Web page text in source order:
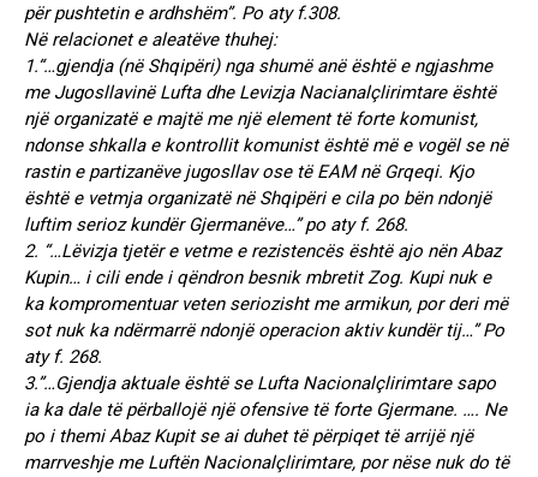
për pushtetin e ardhshëm”. Po aty f.308.
Në relacionet e aleatëve thuhej:
1.“…gjendja (në Shqipëri) nga shumë anë është e ngjashme
me Jugosllavinë Lufta dhe Levizja Nacianalçlirimtare është
një organizatë e majtë me një element të forte komunist,
ndonse shkalla e kontrollit komunist është më e vogël se në
rastin e partizanëve jugosllav ose të EAM në Grqeqi. Kjo
është e vetmja organizatë në Shqipëri e cila po bën ndonjë
luftim serioz kundër Gjermanëve…” po aty f. 268.
2. “…Lëvizja tjetër e vetme e rezistencës është ajo nën Abaz
Kupin… i cili ende i qëndron besnik mbretit Zog. Kupi nuk e
ka kompromentuar veten seriozisht me armikun, por deri më
sot nuk ka ndërmarrë ndonjë operacion aktiv kundër tij…” Po
aty f. 268.
3.”…Gjendja aktuale është se Lufta Nacionalçlirimtare sapo
ia ka dale të përballojë një ofensive të forte Gjermane. …. Ne
po i themi Abaz Kupit se ai duhet të përpiqet të arrijë një
marrveshje me Luftën Nacionalçlirimtare, por nëse nuk do të